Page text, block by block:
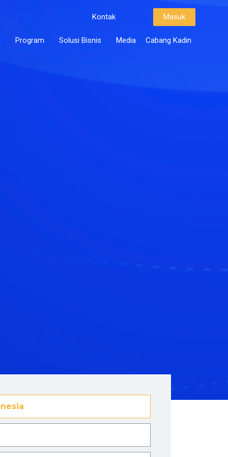
Kontak Masuk
Program Solusi Bisnis Media Cabang Kadin